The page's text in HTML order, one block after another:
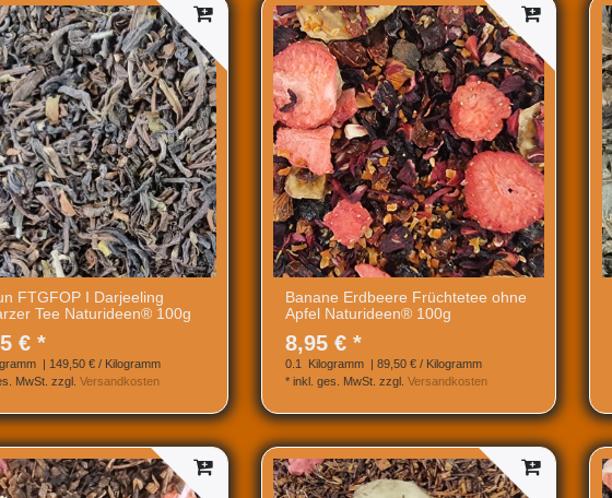
FTGFOP I Darjeeling
Tee Naturideen® 100g
€ *
| 149,50 € / Kilogramm
MwSt. zzgl. Versandkosten
Banane Erdbeere Früchtetee ohne
Apfel Naturideen® 100g
8,95 € *
0.1 Kilogramm | 89,50 € / Kilogramm
* inkl. ges. MwSt. zzgl. Versandkosten